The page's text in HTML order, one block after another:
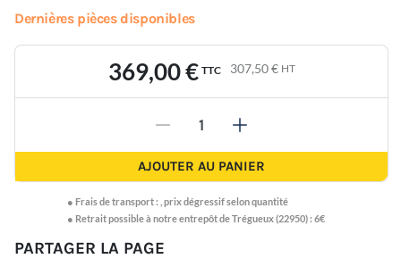
Dernières pièces disponibles
369,00 € TTC 307,50 € HT
- +
AJOUTER AU PANIER
● Frais de transport : prix dégressif selon quantité
● Retrait possible à notre entrepôt de Trégueux (22950) : 6€
PARTAGER LA PAGE